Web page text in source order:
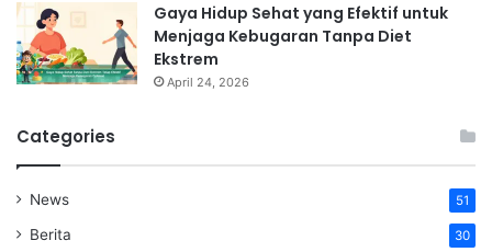
Gaya Hidup Sehat yang Efektif untuk
Menjaga Kebugaran Tanpa Diet
Ekstrem
April 24, 2026
Categories
News 51
Berita 30